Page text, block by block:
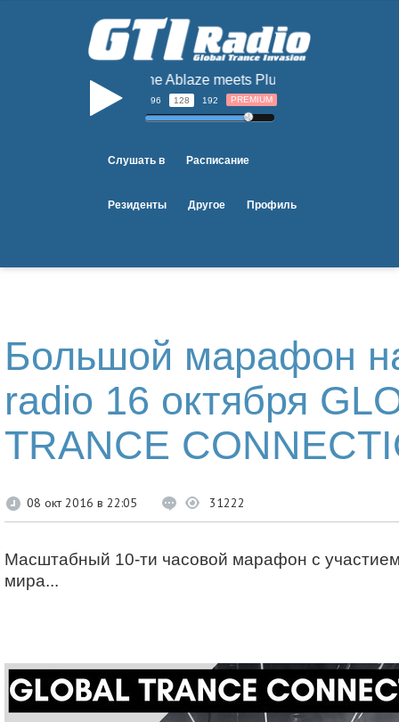
Rene Ablaze meets Pluton & Alex Trinnity -
b 96 128 192 PREMIUM
Слушать в Расписание
Резиденты Другое Профиль
Большой марафон
radio 16 октября
TRANCE
08 окт 2016 в 22:05 31222
Масштабный 10-ти часовой марафон с
мира...